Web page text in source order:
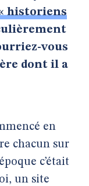
historiens
vous
dont il a
en
chacun sur
c’était
un site